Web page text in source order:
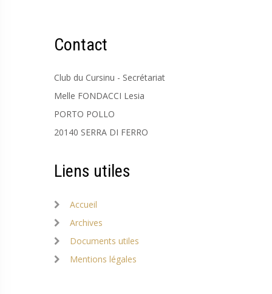
Contact
Club du Cursinu - Secrétariat
Melle FONDACCI Lesia
PORTO POLLO
20140 SERRA DI FERRO
Liens utiles
Accueil
Archives
Documents utiles
Mentions légales